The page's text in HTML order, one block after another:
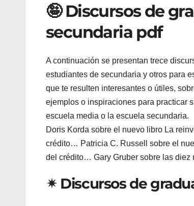
🤪 Discursos de
secundaria pdf
A continuación se presentan trece
estudiantes de secundaria y otros para
que te resulten interesantes o útiles,
ejemplos o inspiraciones para practicar
escuela media o la escuela secundaria.
Doris Korda sobre el nuevo libro La
crédito… Patricia C. Russell sobre el
del crédito… Gary Gruber sobre las
✴ Discursos de